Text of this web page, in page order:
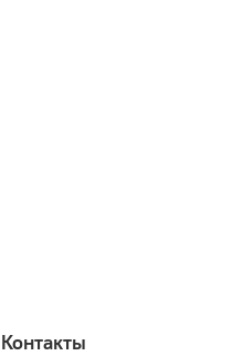
Контакты